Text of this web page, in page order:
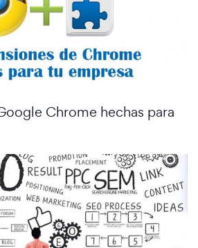
Chrome hechas para